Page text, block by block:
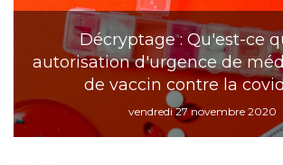
Décryptage : Qu'est-ce
autorisation d'urgence de
de vaccin contre la
vendredi 27 novembre 2020